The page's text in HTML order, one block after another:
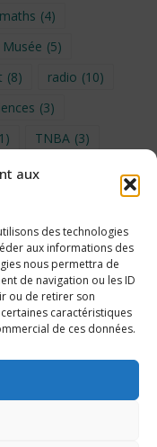
aux
des technologies
aux informations des
nous permettra de
de navigation ou les ID
ou de retirer son
caractéristiques
de ces données.
maths (4)
Musée (5)
(8) radio (10)
(3)
TNBA (3)
vidéo
Chakib (4)